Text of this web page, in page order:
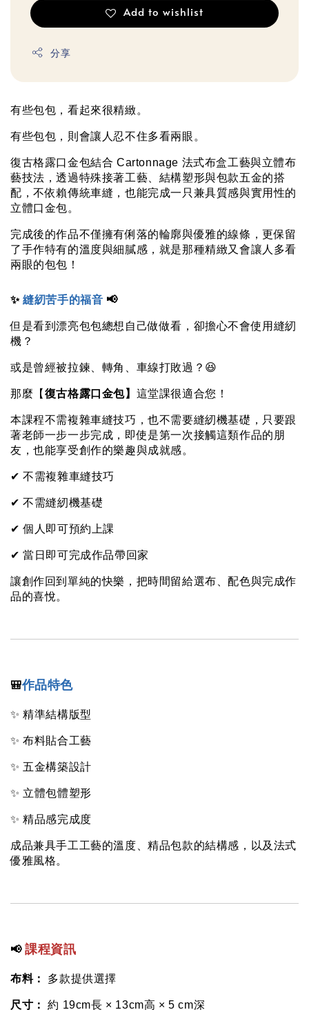
Add to wishlist
分享
有些包包，看起來很精緻。
有些包包，則會讓人忍不住多看兩眼。
復古格露口金包結合 Cartonnage 法式布盒工藝與立體布
藝技法，透過特殊接著工藝、結構塑形與包款五金的搭
配，不依賴傳統車縫，也能完成一只兼具質感與實用性的
立體口金包。
完成後的作品不僅擁有俐落的輪廓與優雅的線條，更保留
了手作特有的溫度與細膩感，就是那種精緻又會讓人多看
兩眼的包包！
✨ 縫紉苦手的福音 📢
但是看到漂亮包包總想自己做做看，卻擔心不會使用縫紉
機？
或是曾經被拉鍊、轉角、車線打敗過？😆
那麼【 復古格露口金包】 這堂課很適合您！
本課程不需複雜車縫技巧，也不需要縫紉機基礎，只要跟
著老師一步一步完成，即使是第一次接觸這類作品的朋
友，也能享受創作的樂趣與成就感。
✔ 不需複雜車縫技巧
✔ 不需縫紉機基礎
✔ 個人即可預約上課
✔ 當日即可完成作品帶回家
讓創作回到單純的快樂，把時間留給選布、配色與完成作
品的喜悅。
🎒作品特色
✨ 精準結構版型
✨ 布料貼合工藝
✨ 五金構築設計
✨ 立體包體塑形
✨ 精品感完成度
成品兼具手工工藝的溫度、精品包款的結構感，以及法式
優雅風格。
📢 課程資訊
布料： 多款提供選擇
尺寸： 約 19cm長 × 13cm高 × 5 cm深